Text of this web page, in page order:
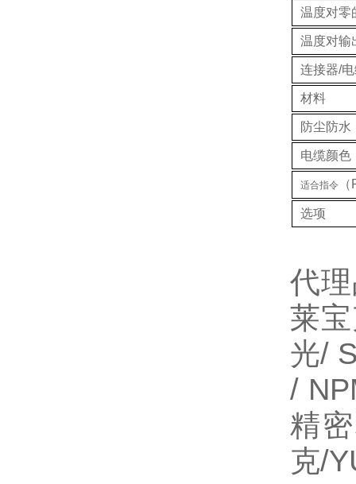
温度对零
温度对输
连接器/
材料
防尘防水
电缆颜色
适合指令
选项
代
莱
光/
/
精
克/